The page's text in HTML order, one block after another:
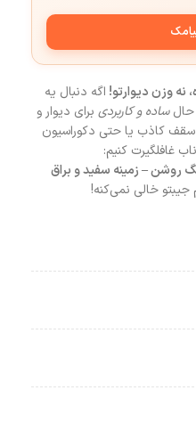
وزن دیوارتو! اگه دنبال یه
حالساده و کاربردی برای دیوار و
کاذب یا حتی دکوراسیون
غافلگیرت کنیم:
– زمینه سفید و براق
خالی نمی‌کنه!